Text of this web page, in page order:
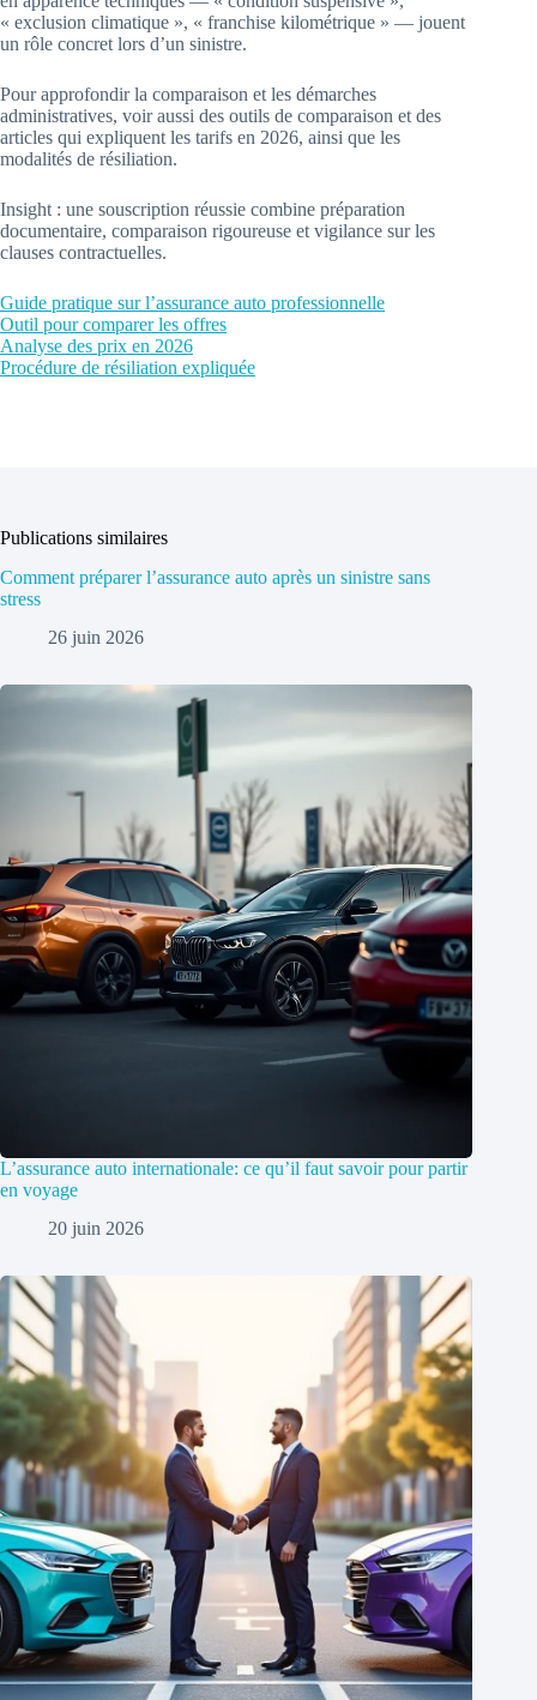
« exclusion climatique », « franchise kilométrique » — jouent
un rôle concret lors d’un sinistre.
Pour approfondir la comparaison et les démarches
administratives, voir aussi des outils de comparaison et des
articles qui expliquent les tarifs en 2026, ainsi que les
modalités de résiliation.
Insight : une souscription réussie combine préparation
documentaire, comparaison rigoureuse et vigilance sur les
clauses contractuelles.
Guide pratique sur l’assurance auto professionnelle
Outil pour comparer les offres
Analyse des prix en 2026
Procédure de résiliation expliquée
Publications similaires
Comment préparer l’assurance auto après un sinistre sans
stress
26 juin 2026
L’assurance auto internationale: ce qu’il faut savoir pour partir
en voyage
20 juin 2026